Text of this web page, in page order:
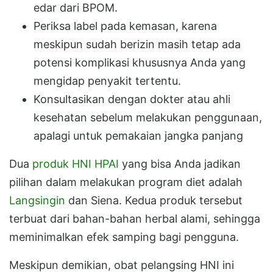
edar dari BPOM.
Periksa label pada kemasan, karena
meskipun sudah berizin masih tetap ada
potensi komplikasi khususnya Anda yang
mengidap penyakit tertentu.
Konsultasikan dengan dokter atau ahli
kesehatan sebelum melakukan penggunaan,
apalagi untuk pemakaian jangka panjang
Dua produk HNI HPAI yang bisa Anda jadikan
pilihan dalam melakukan program diet adalah
Langsingin dan Siena. Kedua produk tersebut
terbuat dari bahan-bahan herbal alami, sehingga
meminimalkan efek samping bagi pengguna.
Meskipun demikian, obat pelangsing HNI ini